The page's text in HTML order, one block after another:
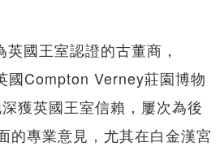
國王室認證的古董商，
國Compton Verney莊園博物
獲英國王室信賴，屢次為後
的專業意見，尤其在白金漢宮